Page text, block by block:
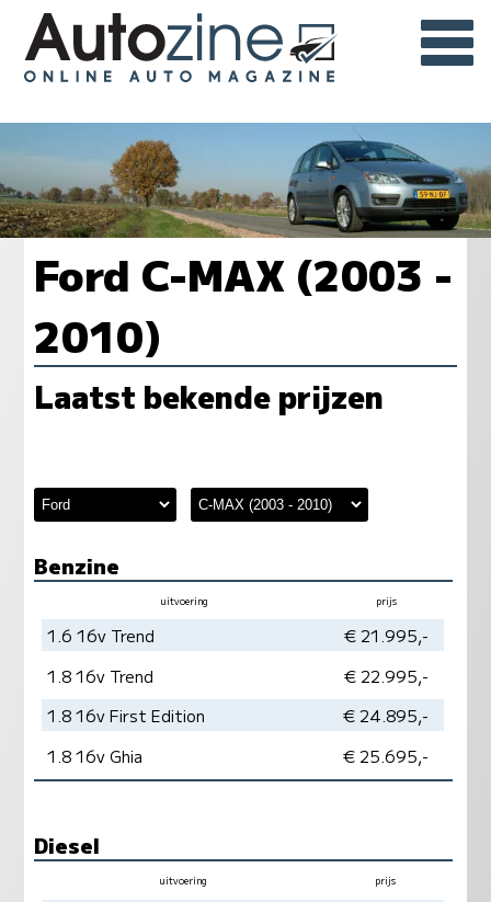
Ford C-MAX (2003 -
2010)
Laatst bekende prijzen
Benzine
uitvoering prijs
1.6 16v Trend
€ 21.995,-
1.8 16v Trend
€ 22.995,-
1.8 16v First Edition
€ 24.895,-
1.8 16v Ghia
€ 25.695,-
Diesel
uitvoering prijs